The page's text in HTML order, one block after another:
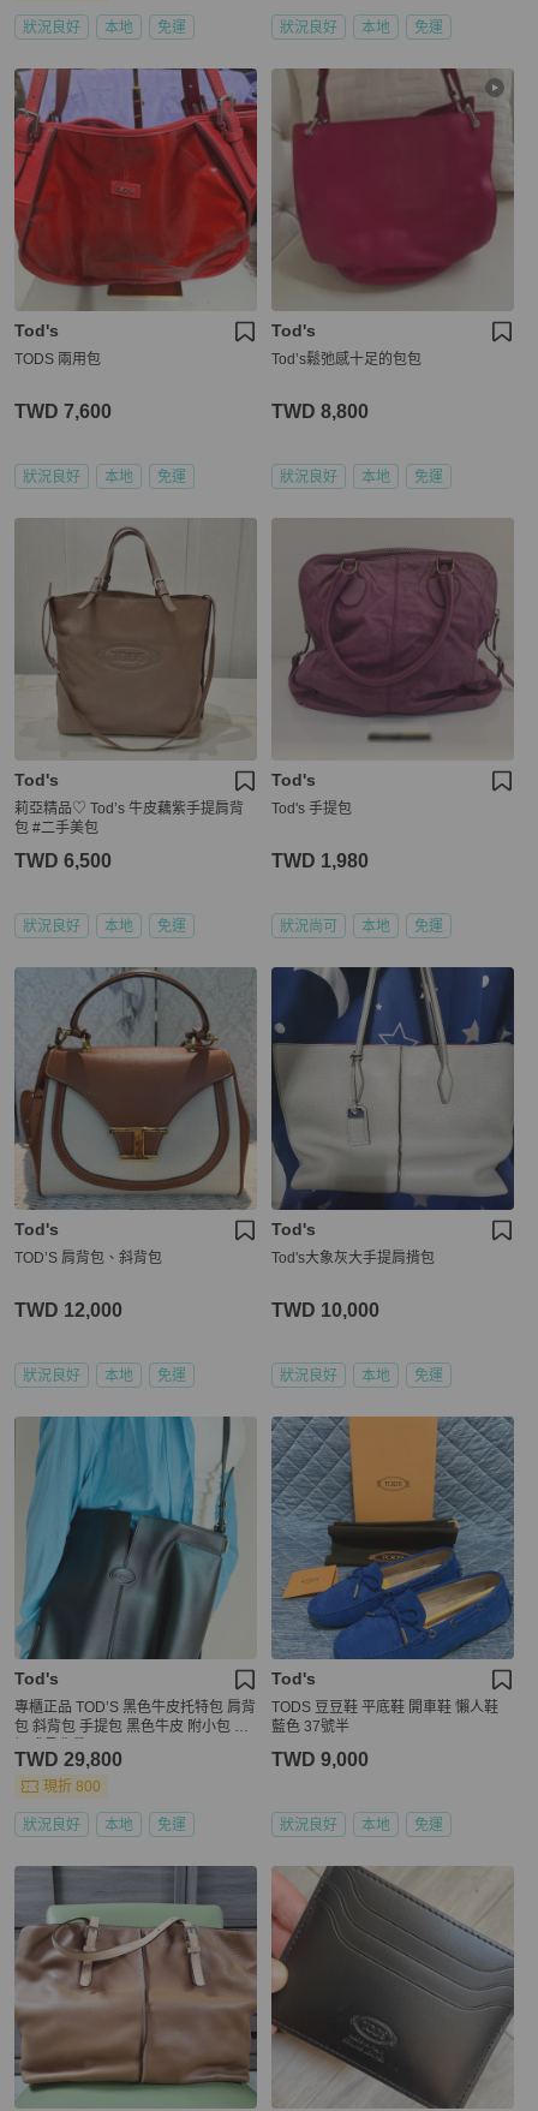
狀況良好 本地 免運 狀況良好 本地 免運
Tod's
TODS 兩用包
TWD 7,600
狀況良好 本地 免運
Tod's
Tod’s鬆弛感十足的包包
TWD 8,800
狀況良好 本地 免運
Tod's
莉亞精品♡ Tod’s 牛皮藕紫手提肩背
包 #二手美包
TWD 6,500
狀況良好 本地 免運
Tod's
Tod's 手提包
TWD 1,980
狀況尚可 本地 免運
Tod's
TOD’S 肩背包、斜背包
TWD 12,000
狀況良好 本地 免運
Tod's
Tod's大象灰大手提肩揹包
TWD 10,000
狀況良好 本地 免運
Tod's
專櫃正品 TOD’S 黑色牛皮托特包 肩背
包 斜背包 手提包 黑色牛皮 附小包 可
TWD 29,800
現折 800
狀況良好 本地 免運
Tod's
TODS 豆豆鞋 平底鞋 開車鞋 懶人鞋
藍色 37號半
TWD 9,000
狀況良好 本地 免運